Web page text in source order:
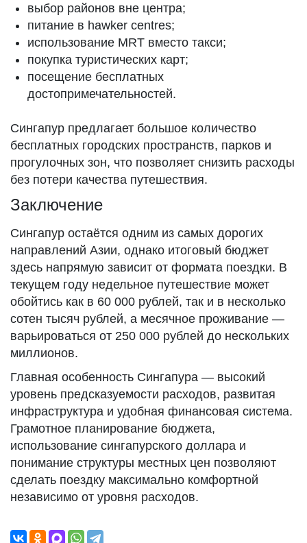
выбор районов вне центра;
питание в hawker centres;
использование MRT вместо такси;
покупка туристических карт;
посещение бесплатных
достопримечательностей.
Сингапур предлагает большое количество
бесплатных городских пространств, парков и
прогулочных зон, что позволяет снизить расходы
без потери качества путешествия.
Заключение
Сингапур остаётся одним из самых дорогих
направлений Азии, однако итоговый бюджет
здесь напрямую зависит от формата поездки. В
текущем году недельное путешествие может
обойтись как в 60 000 рублей, так и в несколько
сотен тысяч рублей, а месячное проживание —
варьироваться от 250 000 рублей до нескольких
миллионов.
Главная особенность Сингапура — высокий
уровень предсказуемости расходов, развитая
инфраструктура и удобная финансовая система.
Грамотное планирование бюджета,
использование сингапурского доллара и
понимание структуры местных цен позволяют
сделать поездку максимально комфортной
независимо от уровня расходов.